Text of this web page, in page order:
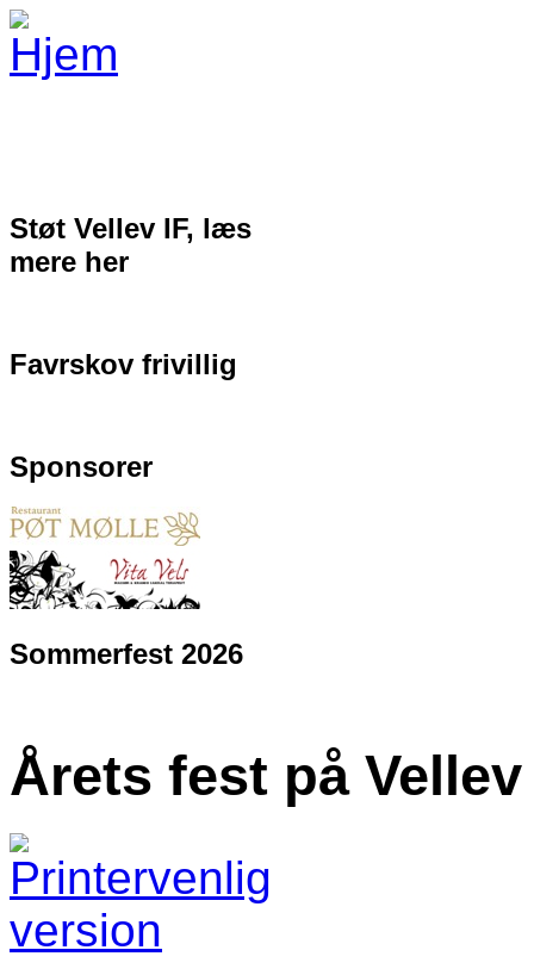
Gå til hovedindhold
Støt Vellev IF, læs
mere her
Favrskov frivillig
Sponsorer
Sommerfest 2026
Årets fest på